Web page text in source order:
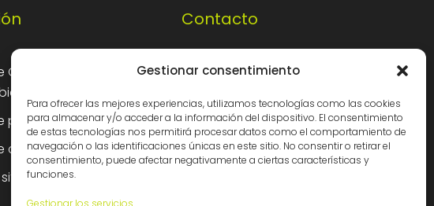
Gestionar consentimiento
Para ofrecer las mejores experiencias, utilizamos tecnologías como las cookies
para almacenar y/o acceder a la información del dispositivo. El consentimiento
de estas tecnologías nos permitirá procesar datos como el comportamiento de
navegación o las identificaciones únicas en este sitio. No consentir o retirar el
consentimiento, puede afectar negativamente a ciertas características y
funciones.
Gestionar los servicios
y
privacidad
cookies
Contacto
Cádiz: (34) 956 261363
info@ingemation.com
Trabaja con nosotros
Canal ético y de denuncias